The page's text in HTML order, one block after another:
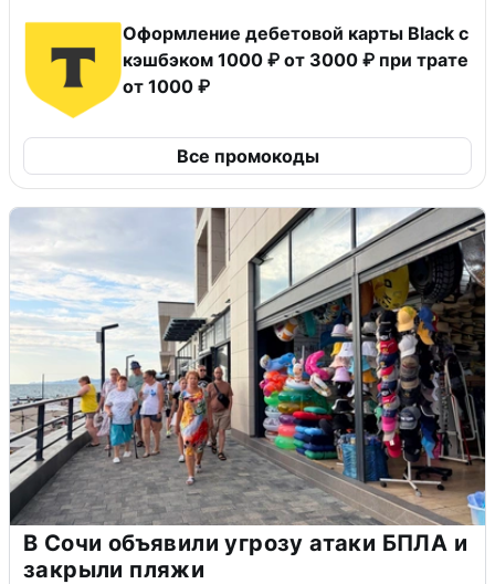
Оформление дебетовой карты Black с
кэшбэком 1000 ₽ от 3000 ₽ при трате
от 1000 ₽
Все промокоды
В Сочи объявили угрозу атаки БПЛА и
закрыли пляжи